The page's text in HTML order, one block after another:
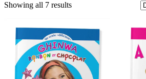
Showing all 7 results